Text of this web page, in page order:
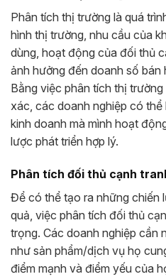
Phân tích thị trường là quá
hình thị trường, nhu cầu của
dùng, hoạt động của đối thủ
ảnh hưởng đến doanh số bán
Bằng việc phân tích thị
xác, các doanh nghiệp có
kinh doanh mà mình hoạt
lược phát triển hợp lý.
Phân tích đối thủ cạnh
Để có thể tạo ra những chiến
quả, việc phân tích đối thủ
trọng. Các doanh nghiệp cần
như sản phẩm/dịch vụ họ
điểm mạnh và điểm yếu của